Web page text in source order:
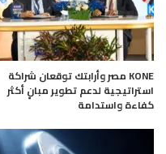
KONE مصر وأرابتك توقعان شراكة
استراتيجية لدعم تطوير مبانٍ أكثر
كفاءة واستدامة